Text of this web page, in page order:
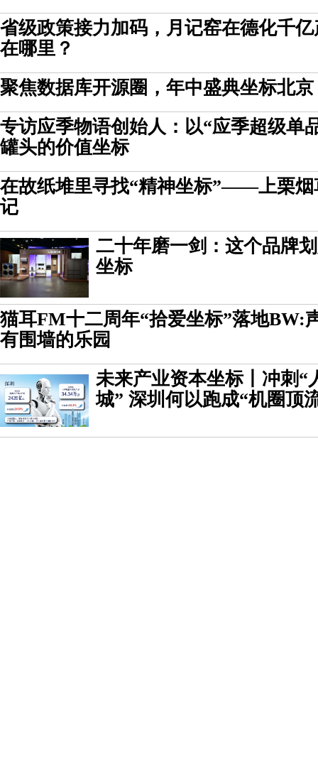
省级政策接力加码，月记窑在德化千
在哪里？
聚焦数据库开源圈，年中盛典坐标北京
专访应季物语创始人：以“应季超级单
罐头的价值坐标
在故纸堆里寻找“精神坐标”——上栗烟
记
二十年磨一剑：这个品牌
坐标
猫耳FM十二周年“拾爱坐标”落地BW:
有围墙的乐园
未来产业资本坐标丨冲刺“
城” 深圳何以跑成“机圈顶